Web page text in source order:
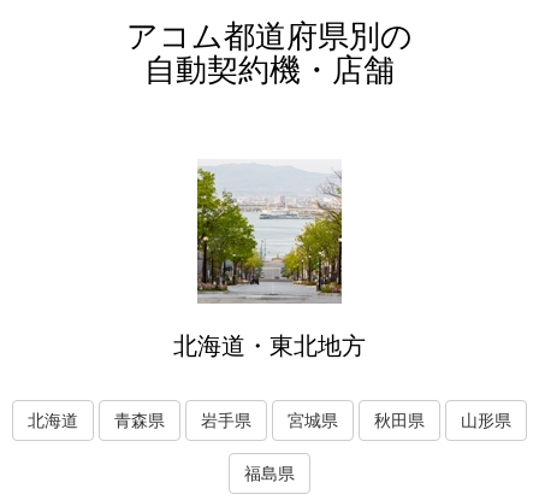
アコム都道府県別の
自動契約機・店舗
北海道・東北地方
北海道 青森県 岩手県 宮城県 秋田県 山形県
福島県